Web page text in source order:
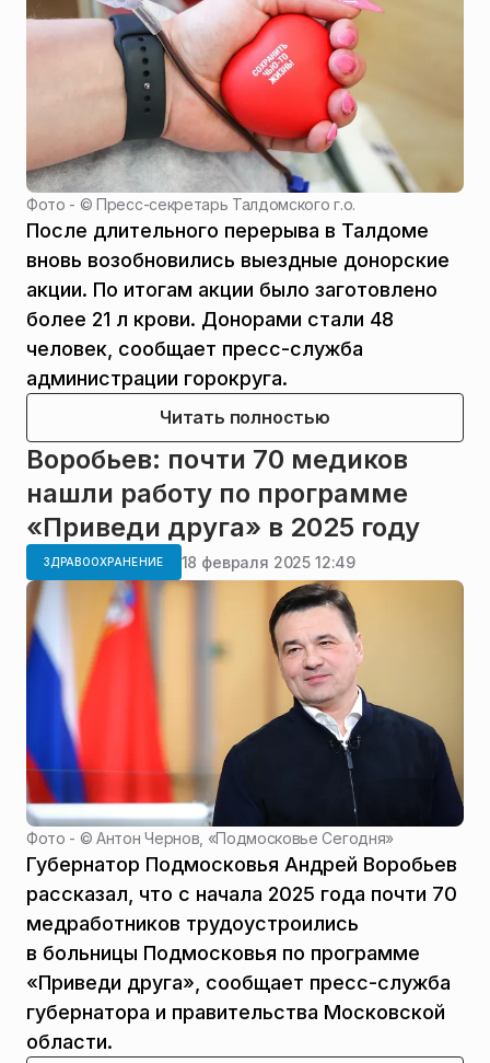
Фото - ©Пресс-секретарь Талдомского г.о.
После длительного перерыва в Талдоме
вновь возобновились выездные донорские
акции. По итогам акции было заготовлено
более 21 л крови. Донорами стали 48
человек, сообщает пресс-служба
администрации горокруга.
Читать полностью
Воробьев: почти 70 медиков
нашли работу по программе
«Приведи друга» в 2025 году
ЗДРАВООХРАНЕНИЕ 18 февраля 2025 12:49
Фото - ©Антон Чернов, «Подмосковье Сегодня»
Губернатор Подмосковья Андрей Воробьев
рассказал, что с начала 2025 года почти 70
медработников трудоустроились
в больницы Подмосковья по программе
«Приведи друга», сообщает пресс-служба
губернатора и правительства Московской
области.